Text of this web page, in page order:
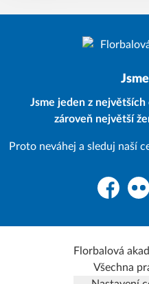
Jsme jeden z
zároveň největší
Proto neváhej a sleduj naší
FacebookFlickr
Florbalová
Všechna